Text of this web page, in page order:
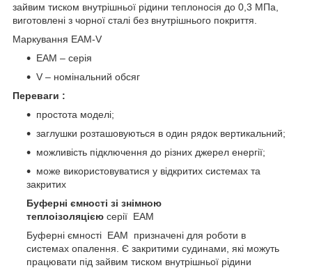
зайвим тиском внутрішньої рідини теплоносія до 0,3 МПа,
виготовлені з чорної сталі без внутрішнього покриття.
Маркування EAМ-V
EAМ – серія
V – номінальний обсяг
Переваги :
простота моделі;
заглушки розташовуються в один рядок вертикальний;
можливість підключення до різних джерел енергії;
може використовуватися у відкритих системах та
закритих
Буферні ємності зі знімною
теплоізоляцією серії EAМ
Буферні ємності EAМ призначені для роботи в
системах опалення. Є закритими судинами, які можуть
працювати під зайвим тиском внутрішньої рідини